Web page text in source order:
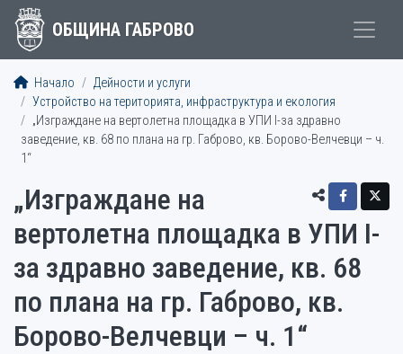
ОБЩИНА ГАБРОВО
Начало
Дейности и услуги
Устройство на територията, инфраструктура и екология
„Изграждане на вертолетна площадка в УПИ I-за здравно
заведение, кв. 68 по плана на гр. Габрово, кв. Борово-Велчевци – ч.
1“
„Изграждане на
вертолетна площадка в УПИ I-
за здравно заведение, кв. 68
по плана на гр. Габрово, кв.
Борово-Велчевци – ч. 1“